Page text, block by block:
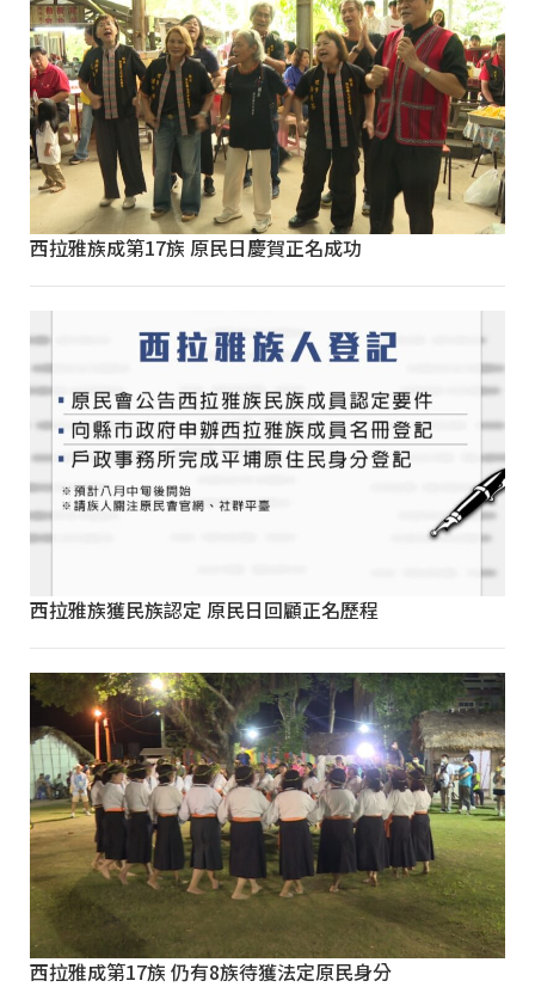
西拉雅族成第17族 原民日慶賀正名成功
西拉雅族獲民族認定 原民日回顧正名歷程
西拉雅成第17族 仍有8族待獲法定原民身分